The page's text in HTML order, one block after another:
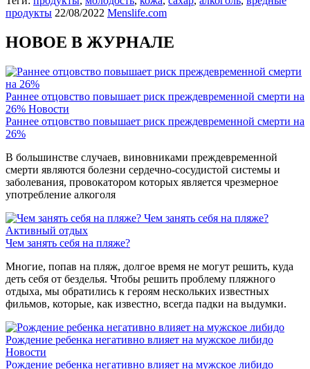
продукты 22/08/2022 Menslife.com
НОВОЕ В ЖУРНАЛЕ
Раннее отцовство повышает риск преждевременной смерти на
26% Новости
Раннее отцовство повышает риск преждевременной смерти на
26%
В большинстве случаев, виновниками преждевременной
смерти являются болезни сердечно-сосудистой системы и
заболевания, провокатором которых является чрезмерное
употребление алкоголя
Чем занять себя на пляже?
Активный отдых
Чем занять себя на пляже?
Многие, попав на пляж, долгое время не могут решить, куда
деть себя от безделья. Чтобы решить проблему пляжного
отдыха, мы обратились к героям нескольких известных
фильмов, которые, как известно, всегда падки на выдумки.
Рождение ребенка негативно влияет на мужское либидо
Новости
Рождение ребенка негативно влияет на мужское либидо